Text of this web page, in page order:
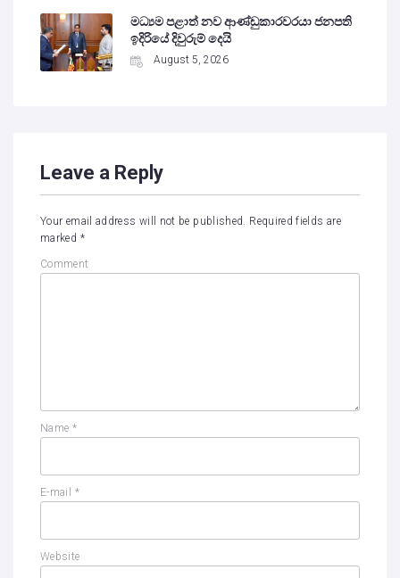
මධ්‍යම පළාත් නව ආණ්ඩුකාරවරයා ජනපති
ඉදිරියේ දිවුරුම් දෙයි
August 5, 2026
Leave a Reply
Your email address will not be published. Required fields are
marked *
Comment
Name *
E-mail *
Website